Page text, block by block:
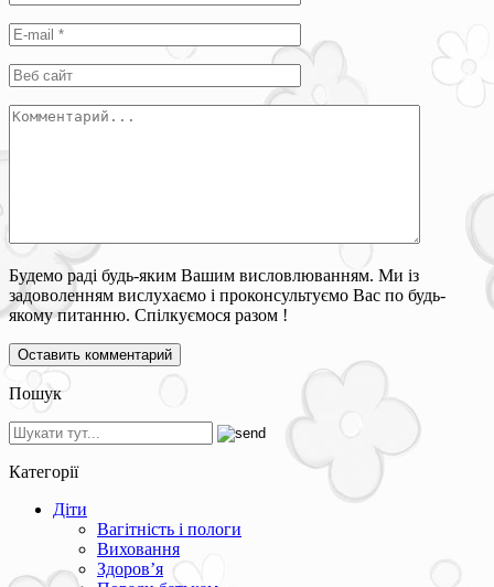
Будемо раді будь-яким Вашим висловлюванням. Ми із
задоволенням вислухаємо і проконсультуємо Вас по будь-
якому питанню. Спілкуємося разом !
Пошук
Категорії
Діти
Вагітність і пологи
Виховання
Здоров’я